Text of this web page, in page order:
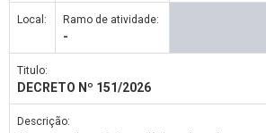
Local: Ramo de atividade:
-
Titulo:
DECRETO Nº 151/2026
Descrição: